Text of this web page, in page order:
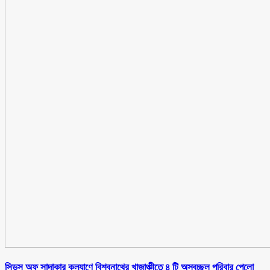
সিডস অফ সাদাকার কল্যাণে বিশ্বনাথের খাজাঞ্চীতে ৪ টি অস্বচ্ছল পরিবার পেলো